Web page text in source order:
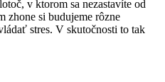
v ktorom sa nezastavíte od
zhone si budujeme rôzne
stres. V skutočnosti to tak